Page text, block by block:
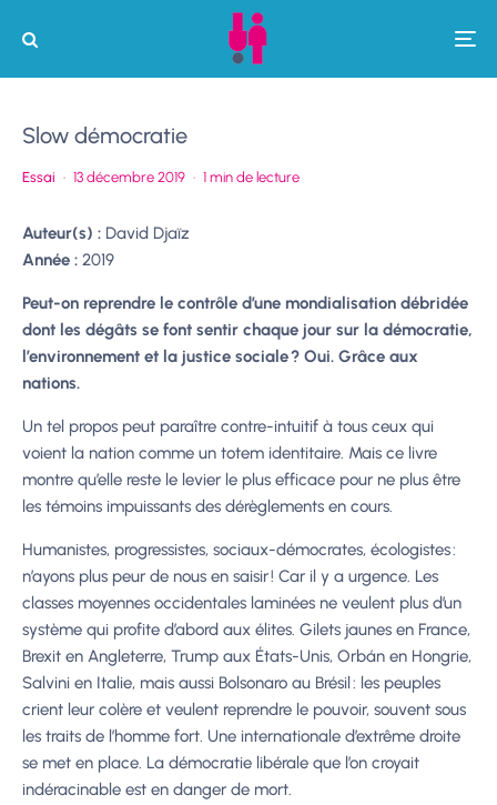
Slow démocratie
Essai · 13 décembre 2019 · 1 min de lecture
Auteur(s) : David Djaïz
Année : 2019
Peut-on reprendre le contrôle d’une mondialisation débridée
dont les dégâts se font sentir chaque jour sur la démocratie,
l’environnement et la justice sociale ? Oui. Grâce aux
nations.
Un tel propos peut paraître contre-intuitif à tous ceux qui
voient la nation comme un totem identitaire. Mais ce livre
montre qu’elle reste le levier le plus efficace pour ne plus être
les témoins impuissants des dérèglements en cours.
Humanistes, progressistes, sociaux-démocrates, écologistes :
n’ayons plus peur de nous en saisir ! Car il y a urgence. Les
classes moyennes occidentales laminées ne veulent plus d’un
système qui profite d’abord aux élites. Gilets jaunes en France,
Brexit en Angleterre, Trump aux États-Unis, Orbán en Hongrie,
Salvini en Italie, mais aussi Bolsonaro au Brésil : les peuples
crient leur colère et veulent reprendre le pouvoir, souvent sous
les traits de l’homme fort. Une internationale d’extrême droite
se met en place. La démocratie libérale que l’on croyait
indéracinable est en danger de mort.